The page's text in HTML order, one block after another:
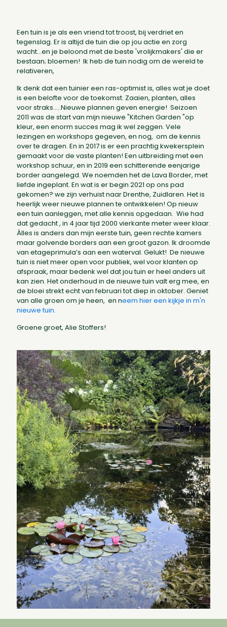
Een tuin is je als een vriend tot troost, bij verdriet en
tegenslag. Er is altijd de tuin die op jou actie en zorg
wacht...en je beloond met de beste 'vrolijkmakers' die er
bestaan; bloemen! Ik heb de tuin nodig om de wereld te
relativeren,
Ik denk dat een tuinier een ras-optimist is, alles wat je doet
is een belofte voor de toekomst. Zaaien, planten, alles
voor straks.....Nieuwe plannen geven energie! Seizoen
2011 was de start van mijn nieuwe "Kitchen Garden "op
kleur, een enorm succes mag ik wel zeggen. Vele
lezingen en workshops gegeven, en nog, om de kennis
over te dragen. En in 2017 is er een prachtig kwekersplein
gemaakt voor de vaste planten! Een uitbreiding met een
workshop schuur, en in 2019 een schitterende eenjarige
border aangelegd. We noemden het de Lava Border, met
liefde ingeplant. En wat is er begin 2021 op ons pad
gekomen? we zijn verhuist naar Drenthe, Zuidlaren. Het is
heerlijk weer nieuwe plannen te ontwikkelen! Op nieuw
een tuin aanleggen, met alle kennis opgedaan. Wie had
dat gedacht , in 4 jaar tijd 2000 vierkante meter weer klaar.
Álles is anders dan mijn eerste tuin, geen rechte kamers
maar golvende borders aan een groot gazon. Ik droomde
van etageprimula’s aan een waterval. Gelukt! De nieuwe
tuin is niet meer open voor publiek, wel voor klanten op
afspraak, maar bedenk wel dat jou tuin er heel anders uit
kan zien. Het onderhoud in de nieuwe tuin valt erg mee, en
de bloei strekt echt van februari tot diep in oktober. Geniet
van alle groen om je heen, en neem hier een kijkje in m'n
nieuwe tuin.
Groene groet, Alie Stoffers!